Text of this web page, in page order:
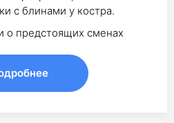
с блинами у костра.
о предстоящих сменах